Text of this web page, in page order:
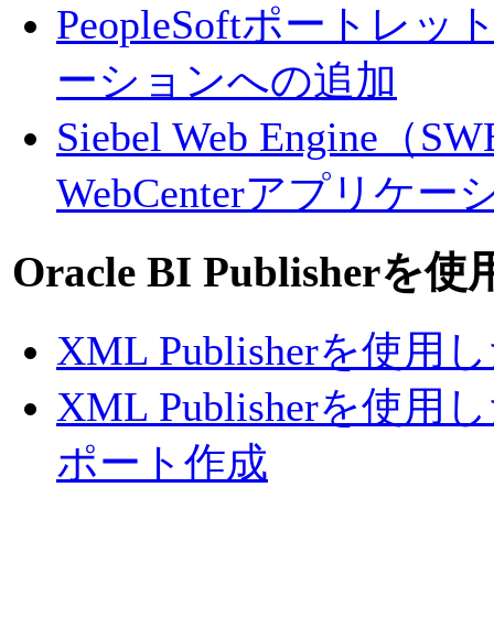
PeopleSoftポートレッ
ーションへの追加
Siebel Web Engine（
WebCenterアプリケー
Oracle BI Publisherを使
XML Publisherを使用
XML Publisherを使用
ポート作成